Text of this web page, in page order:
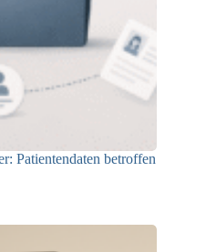
Patientendaten betroffen